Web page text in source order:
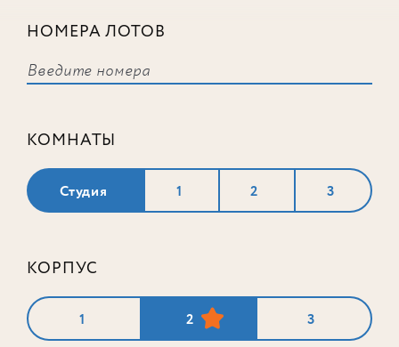
НОМЕРА ЛОТОВ
КОМНАТЫ
Студия 1 2 3
КОРПУС
1 2 3
соответствует ни одного лота